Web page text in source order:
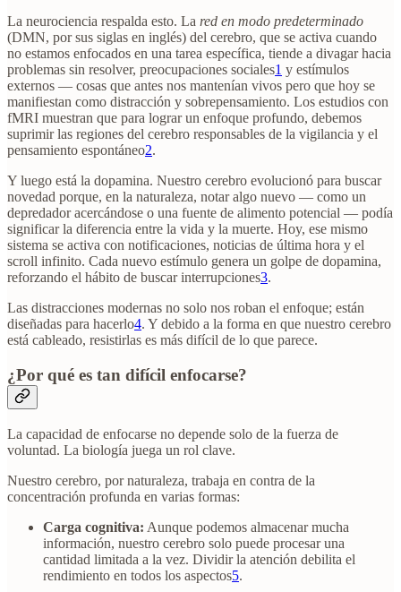
La neurociencia respalda esto. La red en modo predeterminado
(DMN, por sus siglas en inglés) del cerebro, que se activa cuando
no estamos enfocados en una tarea específica, tiende a divagar hacia
problemas sin resolver, preocupaciones sociales1 y estímulos
externos — cosas que antes nos mantenían vivos pero que hoy se
manifiestan como distracción y sobrepensamiento. Los estudios con
fMRI muestran que para lograr un enfoque profundo, debemos
suprimir las regiones del cerebro responsables de la vigilancia y el
pensamiento espontáneo2.
Y luego está la dopamina. Nuestro cerebro evolucionó para buscar
novedad porque, en la naturaleza, notar algo nuevo — como un
depredador acercándose o una fuente de alimento potencial — podía
significar la diferencia entre la vida y la muerte. Hoy, ese mismo
sistema se activa con notificaciones, noticias de última hora y el
scroll infinito. Cada nuevo estímulo genera un golpe de dopamina,
reforzando el hábito de buscar interrupciones3.
Las distracciones modernas no solo nos roban el enfoque; están
diseñadas para hacerlo4. Y debido a la forma en que nuestro cerebro
está cableado, resistirlas es más difícil de lo que parece.
¿Por qué es tan difícil enfocarse?
La capacidad de enfocarse no depende solo de la fuerza de
voluntad. La biología juega un rol clave.
Nuestro cerebro, por naturaleza, trabaja en contra de la
concentración profunda en varias formas:
Carga cognitiva: Aunque podemos almacenar mucha
información, nuestro cerebro solo puede procesar una
cantidad limitada a la vez. Dividir la atención debilita el
rendimiento en todos los aspectos5.